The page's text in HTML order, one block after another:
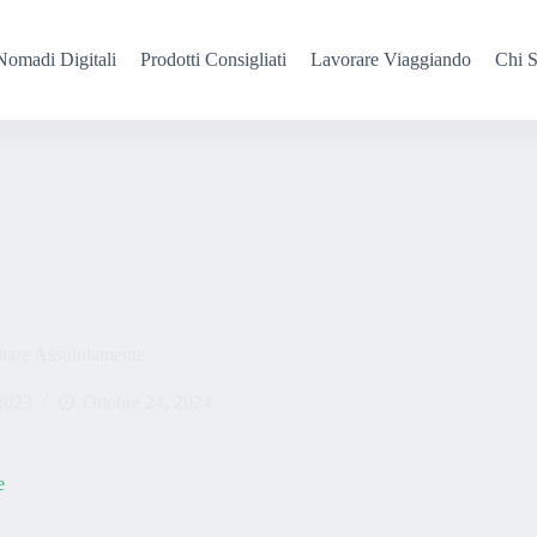
Digitali Prodotti Consigliati Lavorare Viaggiando Chi